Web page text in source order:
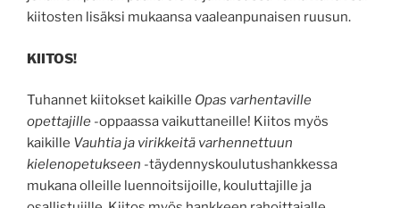
kiitosten lisäksi mukaansa vaaleanpunaisen ruusun.
KIITOS!
Tuhannet kiitokset kaikille Opas varhentaville
opettajille -oppaassa vaikuttaneille! Kiitos myös
kaikille Vauhtia ja virikkeitä varhennettuun
kielenopetukseen -täydennyskoulutushankkessa
mukana olleille luennoitsijoille, kouluttajille ja